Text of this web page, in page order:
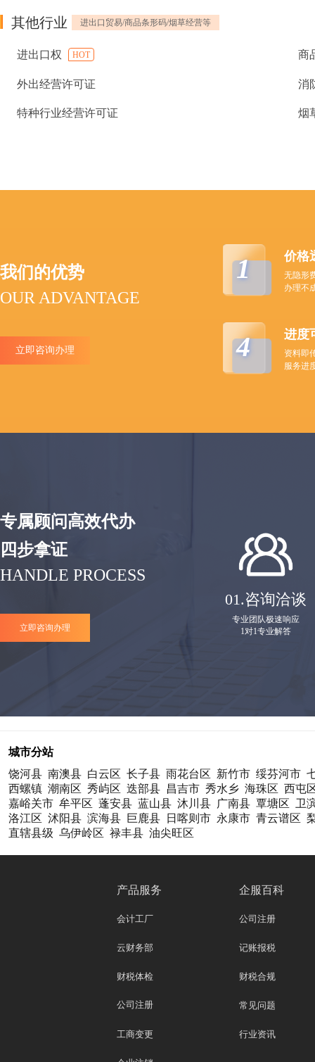
其他行业 进出口贸易/商品条形码/烟草经营等
进出口权 HOT 商
外出经营许可证 消
特种行业经营许可证 烟
我们的优势
OUR ADVANTAGE
立即咨询办理
1 价格
无隐形
办理不
4 进度
资料即
服务进
专属顾问高效代办
四步拿证
HANDLE PROCESS
立即咨询办理
01.咨询洽谈
专业团队极速响应
1对1专业解答
城市分站
饶河县 南澳县 白云区 长子县 雨花台区 新竹市 绥芬河市
西螺镇 潮南区 秀屿区 迭部县 昌吉市 秀水乡 海珠区 西屯
嘉峪关市 牟平区 蓬安县 蓝山县 沐川县 广南县 覃塘区 卫
洛江区 沭阳县 滨海县 巨鹿县 日喀则市 永康市 青云谱区
直辖县级 乌伊岭区 禄丰县 油尖旺区
产品服务
会计工厂
云财务部
财税体检
公司注册
工商变更
企服百科
公司注册
记账报税
财税合规
常见问题
行业资讯